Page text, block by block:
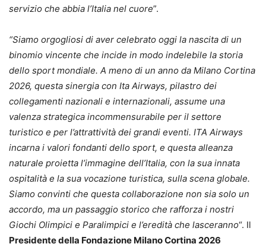
servizio che abbia l’Italia nel cuore”.
“Siamo orgogliosi di aver celebrato oggi la nascita di un
binomio vincente che incide in modo indelebile la storia
dello sport mondiale. A meno di un anno da Milano Cortina
2026, questa sinergia con Ita Airways, pilastro dei
collegamenti nazionali e internazionali, assume una
valenza strategica incommensurabile per il settore
turistico e per l’attrattività dei grandi eventi. ITA Airways
incarna i valori fondanti dello sport, e questa alleanza
naturale proietta l’immagine dell’Italia, con la sua innata
ospitalità e la sua vocazione turistica, sulla scena globale.
Siamo convinti che questa collaborazione non sia solo un
accordo, ma un passaggio storico che rafforza i nostri
Giochi Olimpici e Paralimpici e l’eredità che lasceranno“. Il
Presidente della Fondazione Milano Cortina 2026